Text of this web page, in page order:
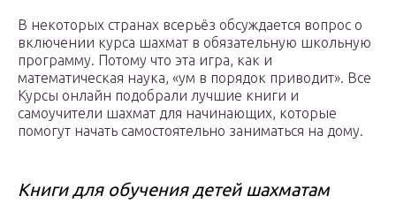
В некоторых странах всерьёз обсуждается вопрос о
включении курса шахмат в обязательную школьную
программу. Потому что эта игра, как и
математическая наука, «ум в порядок приводит». Все
Курсы онлайн подобрали лучшие книги и
самоучители шахмат для начинающих, которые
помогут начать самостоятельно заниматься на дому.
Книги для обучения детей шахматам